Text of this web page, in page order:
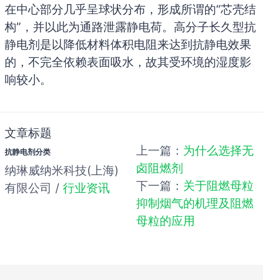
在中心部分几乎呈球状分布，形成所谓的“芯壳结
构”，并以此为通路泄露静电荷。高分子长久型抗
静电剂是以降低材料体积电阻来达到抗静电效果
的，不完全依赖表面吸水，故其受环境的湿度影
响较小。
文章标题
抗静电剂分类
纳琳威纳米科技(上海)
有限公司 / 行业资讯
上一篇： 为什么选择无
卤阻燃剂
下一篇： 关于阻燃母粒
抑制烟气的机理及阻燃
母粒的应用